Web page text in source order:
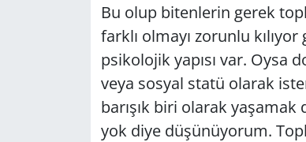
Bu olup bitenlerin gerek
farklı olmayı zorunlu
psikolojik yapısı var. Oysa
veya sosyal statü olarak
barışık biri olarak yaşamak
yok diye düşünüyorum.